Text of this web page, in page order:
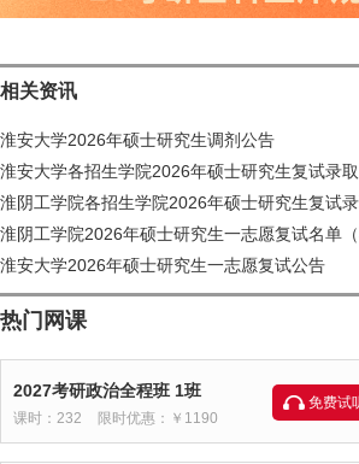
相关资讯
淮安大学2026年硕士研究生调剂公告
淮安大学各招生学院2026年硕士研究生复试录
淮阴工学院各招生学院2026年硕士研究生复试
淮阴工学院2026年硕士研究生一志愿复试名单（
淮安大学2026年硕士研究生一志愿复试公告
热门网课
2027考研政治全程班 1班
课时：232 限时优惠：￥1190
免费试